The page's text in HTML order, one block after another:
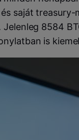
saját
8584
is